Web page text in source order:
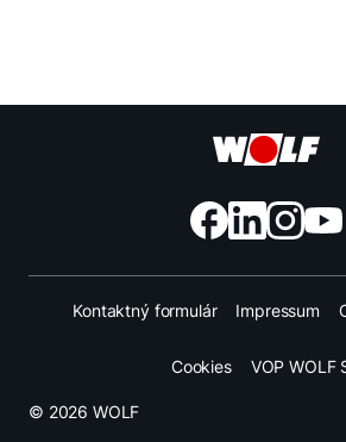
© 2026 WOLF
Kontaktný formulár Impressum
Cookies VOP WOLF
Obchodný tím
5-ročná záruka